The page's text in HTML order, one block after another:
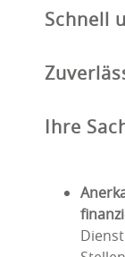
Schnell
Ihre